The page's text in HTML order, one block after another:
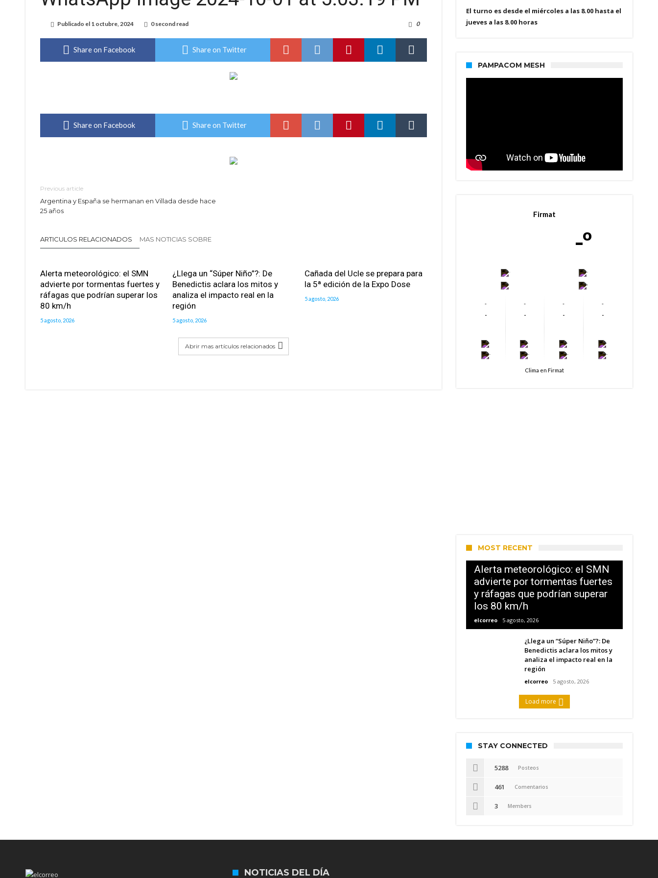
Confirmaron la fecha de la maratón “Gödeken Corre”
Publicado el 1 octubre, 2024 0 second read 0
Share on Facebook Share on Twitter
Share on Facebook Share on Twitter
Previous article
Argentina y España se hermanan en Villada desde hace
25 años
ARTICULOS RELACIONADOS MAS NOTICIAS SOBRE
Alerta meteorológico: el SMN
advierte por tormentas fuertes y
ráfagas que podrían superar los
80 km/h
5 agosto, 2026
¿Llega un “Súper Niño”?: De
Benedictis aclara los mitos y
analiza el impacto real en la
región
5 agosto, 2026
Cañada del Ucle se prepara para
la 5ª edición de la Expo Dose
5 agosto, 2026
Abrir mas artículos relacionados
El turno es desde el miércoles a las 8.00 hasta el
jueves a las 8.00 horas
PAMPACOM MESH
Firmat
-º
-
-
-
-
-
-
-
-
-
-
-
-
-
-
-
-
-
-
-
-
Clima en Firmat
MOST RECENT
Alerta meteorológico: el SMN
advierte por tormentas fuertes
y ráfagas que podrían superar
los 80 km/h
elcorreo 5 agosto, 2026
¿Llega un “Súper Niño”?: De
Benedictis aclara los mitos y
analiza el impacto real en la
región
elcorreo 5 agosto, 2026
Load more
STAY CONNECTED
5288 Posteos
461 Comentarios
3 Members
NOTICIAS DEL DÍA